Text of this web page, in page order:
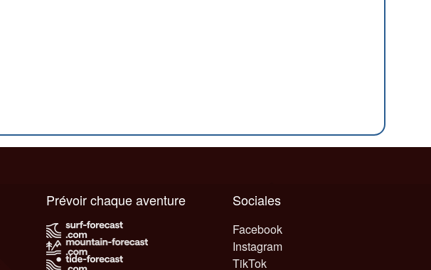
Sociales
Facebook
Instagram
TikTok
Prévoir chaque aventure